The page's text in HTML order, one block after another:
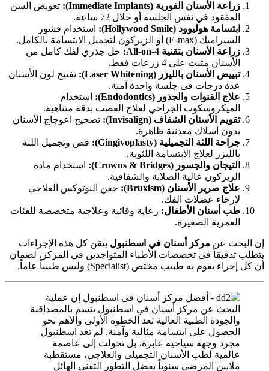
زراعة الأسنان الفورية (Immediate Implants):
تعويض السن
المفقود في نفس الجلسة أو خلال 72 ساعة.
ابتسامة هوليوود (Hollywood Smile):
استخدام قشور
السيراميك (E-max) أو الزيركون لتجميل الابتسامة بالكامل.
زراعة الأسنان بتقنية All-on-4:
حل جذري لفك كامل من
الأسنان مثبت على 4 زرعات فقط.
تبييض الأسنان بالليزر (Laser Whitening):
تفتيح لون الأسنان
عدة درجات في جلسة واحدة آمنة.
علاج القنوات والجذور (Endodontics):
استخدام
الميكروسكوب الجراحي لعلاج العصب بدقة متناهية.
تقويم الأسنان الشفاف (Invisalign):
تصحيح اعوجاج الأسنان
بدون أسلاك معدنية ظاهرة.
جراحة اللثة التجميلية (Gingivoplasty):
قص وتجميل اللثة
بالليزر لعلاج الابتسامة اللثوية.
التيجان والجسور (Crowns & Bridges):
استخدام مادة
الزيركون عالية الصلابة والشفافية.
علاج صرير الأسنان (Bruxism):
حقن البوتوكس العلاجي
لإرخاء عضلات الفك.
طب أسنان الأطفال: رعاية وقائية وعلاجية متخصصة للفئات
العمرية الصغيرة.
إن البحث عن مركز أسنان في اسطنبول يتقن كل هذه الإجراءات
يتطلب تدقيقاً في تخصصات الأطباء المتواجدين في المركز، لضمان
أن كل إجراء يقوم به طبيب مختص (Specialist) وليس طبيباً عاماً.